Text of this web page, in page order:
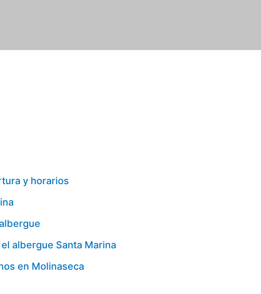
y horarios
albergue Santa Marina
en Molinaseca